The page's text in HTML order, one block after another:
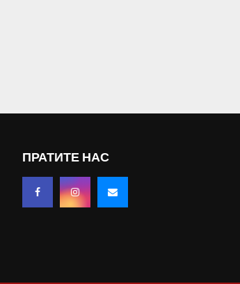
ПРАТИТЕ НАС